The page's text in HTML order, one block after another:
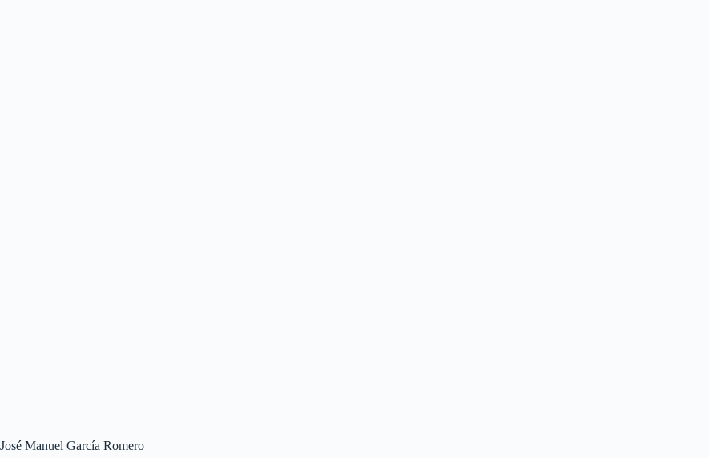
José Manuel García Romero